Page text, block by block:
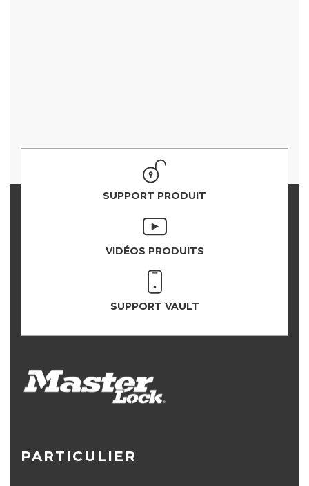
SUPPORT PRODUIT
VIDÉOS PRODUITS
SUPPORT VAULT
PARTICULIER